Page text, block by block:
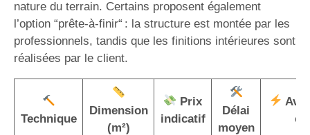
nature du terrain. Certains proposent également
l’option “prête-à-finir“ : la structure est montée par les
professionnels, tandis que les finitions intérieures sont
réalisées par le client.
Technique
Dimension
(m²)
Prix
indicatif
Délai
moyen
clé